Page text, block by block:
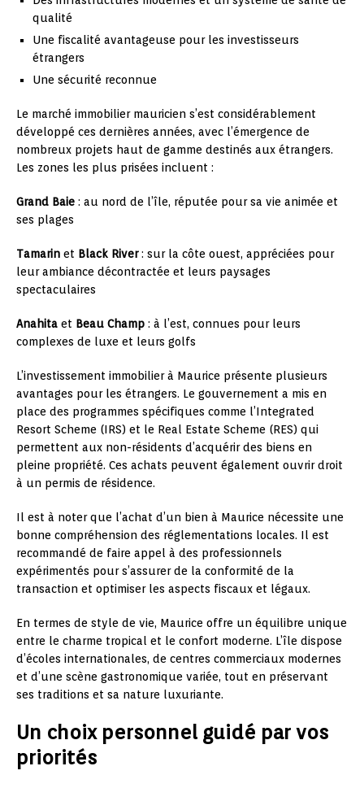
qualité
Une fiscalité avantageuse pour les investisseurs
étrangers
Une sécurité reconnue
Le marché immobilier mauricien s’est considérablement
développé ces dernières années, avec l’émergence de
nombreux projets haut de gamme destinés aux étrangers.
Les zones les plus prisées incluent :
Grand Baie : au nord de l’île, réputée pour sa vie animée et
ses plages
Tamarin et Black River: sur la côte ouest, appréciées pour
leur ambiance décontractée et leurs paysages
spectaculaires
Anahita et Beau Champ : à l’est, connues pour leurs
complexes de luxe et leurs golfs
L’investissement immobilier à Maurice présente plusieurs
avantages pour les étrangers. Le gouvernement a mis en
place des programmes spécifiques comme l’Integrated
Resort Scheme (IRS) et le Real Estate Scheme (RES) qui
permettent aux non-résidents d’acquérir des biens en
pleine propriété. Ces achats peuvent également ouvrir droit
à un permis de résidence.
Il est à noter que l’achat d’un bien à Maurice nécessite une
bonne compréhension des réglementations locales. Il est
recommandé de faire appel à des professionnels
expérimentés pour s’assurer de la conformité de la
transaction et optimiser les aspects fiscaux et légaux.
En termes de style de vie, Maurice offre un équilibre unique
entre le charme tropical et le confort moderne. L’île dispose
d’écoles internationales, de centres commerciaux modernes
et d’une scène gastronomique variée, tout en préservant
ses traditions et sa nature luxuriante.
Un choix personnel guidé par vos
priorités